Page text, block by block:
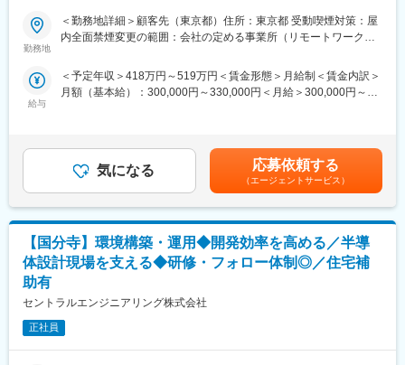
＜教育研修制度＞
・研修センター…横浜研修センターでは、機械設計、情報処理、
導入
・技術者育成プログラム…様々な育成プログラムにより技術者の
技術研修補助等の充実した支援制度
＜サポート体制＞
・キャリアコンサルタント…的確にアドバイスができる専門性の
高いキャリアコーディネーター（国家資格）が在籍
・評価制度…「業績」「組織貢献度」「能力開発」の指標から公
正な評価を行い、報酬への反映とキャリアアップを実施
■業務概要：
◇ベンダーコントロールや進捗管理、社内向け資料作成などを通
じて、ITインフラプロジェクトを支援するポジションです。
■業務詳細：
◇社内サーバー更新および新規構築案件の推進
◇ベンダーコントロールおよび進捗管理対応
◇社内向け報告資料や会議資料の作成
◇会議日程調整およびファシリテート業務
◇社内稟議や決裁申請に関するサポート業務
LABO」という独自の育成機関・施設を用意し、知識・スキル面の
成長をバックアップ。基礎研修をはじめ、スキルアップ、キャリ
アアップセミナー、エンジニア交流などを行えるスペースです。
勤務地
＜勤務地詳細＞顧客先（東京都）住所：東京都 受動喫煙対策：屋
内全面禁煙変更の範囲：会社の定める事業所（リモートワーク含
給与
＜予定年収＞418万円～519万円＜賃金形態＞月給制＜賃金内訳＞
月額（基本給）：300,000円～330,000円＜月給＞300,000円～
までも目安の金額であり、選考を通じて上下する可能性がありま
す。月給(月額)は固定手当を含めた表記です。
気になる 応募依頼する
（エージェントサービス）
【国分寺】環境構築・運用◆開発効率を高める／半導
体設計現場を支える◆研修・フォロー体制◎／住宅補
助有
セントラルエンジニアリング株式会社
正社員